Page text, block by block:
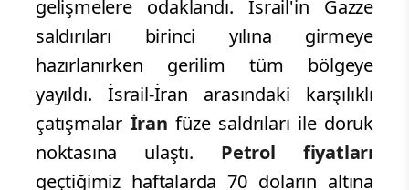
gelişmelere odaklandı. İsrail'in Gazze
saldırıları birinci yılına girmeye
hazırlanırken gerilim tüm bölgeye
yayıldı. İsrail-İran arasındaki karşılıklı
çatışmalar İran ​ füze saldrıları ile doruk
noktasına ulaştı. Petrol fiyatları
geçtiğimiz haftalarda 70 doların altına